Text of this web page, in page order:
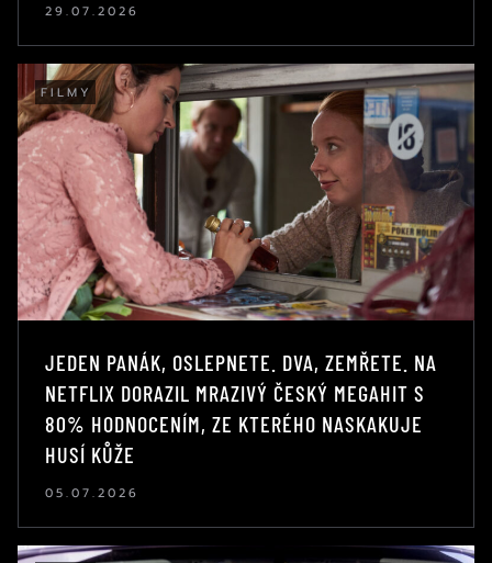
29.07.2026
FILMY
JEDEN PANÁK, OSLEPNETE. DVA, ZEMŘETE. NA
NETFLIX DORAZIL MRAZIVÝ ČESKÝ MEGAHIT S
80% HODNOCENÍM, ZE KTERÉHO NASKAKUJE
HUSÍ KŮŽE
05.07.2026